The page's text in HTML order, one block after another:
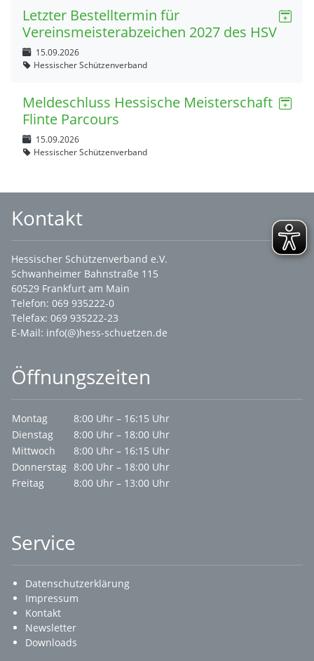
Letzter Bestelltermin für
Vereinsmeisterabzeichen 2027 des HSV
15.09.2026
Hessischer Schützenverband
Meldeschluss Hessische Meisterschaft
Flinte Parcours
15.09.2026
Hessischer Schützenverband
Kontakt
Hessischer Schützenverband e.V.
Schwanheimer Bahnstraße 115
60529 Frankfurt am Main
Telefon: 069 935222-0
Telefax: 069 935222-23
E-Mail: info(@)hess-schuetzen.de
Öffnungszeiten
Montag
8:00 Uhr – 16:15 Uhr
Dienstag
8:00 Uhr – 18:00 Uhr
Mittwoch
8:00 Uhr – 16:15 Uhr
Donnerstag 8:00 Uhr – 18:00 Uhr
Freitag
8:00 Uhr – 13:00 Uhr
Service
Datenschutzerklärung
Impressum
Kontakt
Newsletter
Downloads